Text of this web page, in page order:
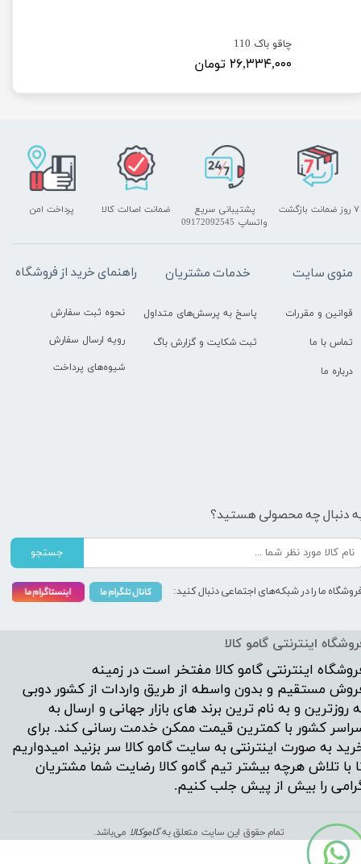
چاقو باک 110
۲۶,۳۳۴,۰۰۰ تومان
اینترنتی گامو کالا
اینترنتی گامو کالا مفتخر است در زمینه
مستقیم و بدون واسطه از طریق واردات از کشور دوبی
روزترین و به نام ترین برند های بازار جهانی و ارسال به
کشور با کمترین قیمت ممکن خدمت رسانی کند. برای
به صورت اینترنتی به سایت گامو کالا سر بزنید امیدواریم
با تلاش هرچه بیشتر تیم گامو کالا رضایت شما مشتریان
را بیش از پیش جلب کنیم.
تمام حقوق این سایت متعلق بهگاموکالا می‌باشد.
پشتیبانی سریع
واتساپ 09172092545
پرداخت امن ۷ روز ضمانت بازگشت ضمانت اصالت کالا
راهنمای خرید از فروشگاه
نحوه ثبت سفارش
رویه ارسال سفارش
شیوه‌های پرداخت
خدمات مشتریان
پاسخ به پرسش‌های متداول
ثبت شکایت و گزارش باگ
منوی سایت
قوانین و مقررات
تماس با ما
درباره ما
دنبال چه محصولی هستید؟
جستجو
ما را در شبکه‌های اجتماعی دنبال کنید: